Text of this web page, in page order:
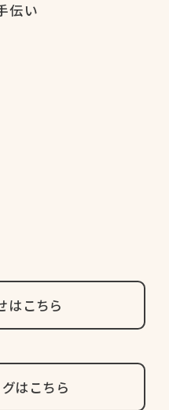
伝い
はこちら
はこちら